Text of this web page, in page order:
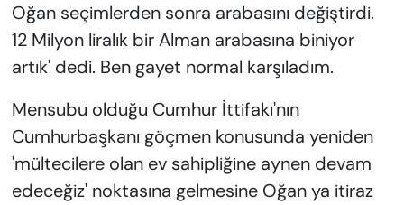
Oğan seçimlerden sonra arabasını değiştirdi.
12 Milyon liralık bir Alman arabasına biniyor
artık' dedi. Ben gayet normal karşıladım.
Mensubu olduğu Cumhur İttifakı'nın
Cumhurbaşkanı göçmen konusunda yeniden
'mültecilere olan ev sahipliğine aynen devam
edeceğiz' noktasına gelmesine Oğan ya itiraz